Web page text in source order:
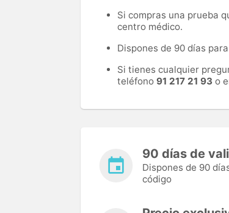
Si compras una prueba
centro médico.
Dispones de 90 días
Si tienes cualquier
teléfono 91 217 21 93 o
90 días de
Dispones de 90
código